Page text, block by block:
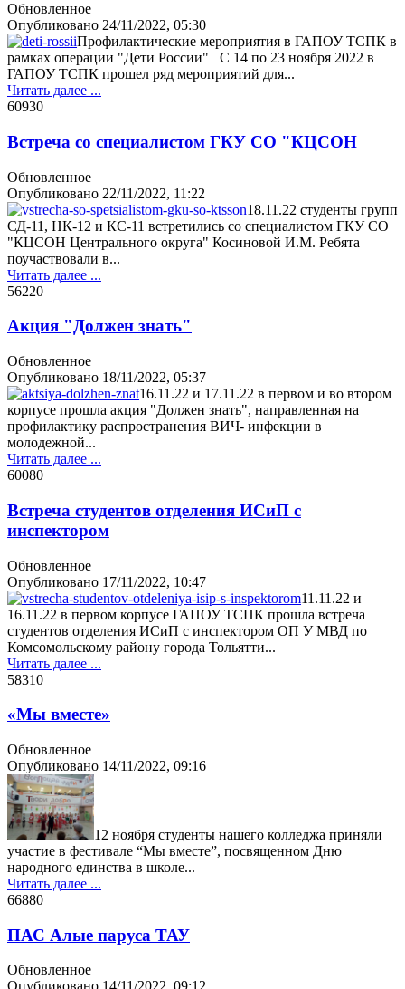
Обновленное
Опубликовано 24/11/2022, 05:30
Профилактические мероприятия в ГАПОУ ТСПК в
рамках операции "Дети России" С 14 по 23 ноября 2022 в
ГАПОУ ТСПК прошел ряд мероприятий для...
Читать далее ...
60930
Встреча со специалистом ГКУ СО "КЦСОН
Обновленное
Опубликовано 22/11/2022, 11:22
18.11.22 студенты групп
СД-11, НК-12 и КС-11 встретились со специалистом ГКУ СО
"КЦСОН Центрального округа" Косиновой И.М. Ребята
поучаствовали в...
Читать далее ...
56220
Акция "Должен знать"
Обновленное
Опубликовано 18/11/2022, 05:37
16.11.22 и 17.11.22 в первом и во втором
корпусе прошла акция "Должен знать", направленная на
профилактику распространения ВИЧ- инфекции в
молодежной...
Читать далее ...
60080
Встреча студентов отделения ИСиП с
инспектором
Обновленное
Опубликовано 17/11/2022, 10:47
11.11.22 и
16.11.22 в первом корпусе ГАПОУ ТСПК прошла встреча
студентов отделения ИСиП с инспектором ОП У МВД по
Комсомольскому району города Тольятти...
Читать далее ...
58310
«Мы вместе»
Обновленное
Опубликовано 14/11/2022, 09:16
12 ноября студенты нашего колледжа приняли
участие в фестивале “Мы вместе”, посвященном Дню
народного единства в школе...
Читать далее ...
66880
ПАС Алые паруса ТАУ
Обновленное